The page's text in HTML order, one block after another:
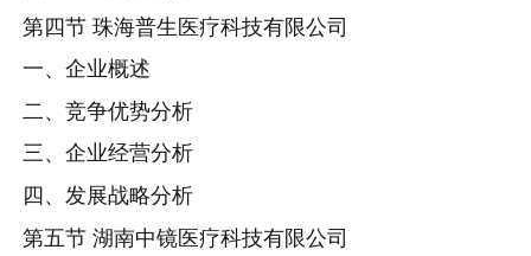
第四节 珠海普生医疗科技有限公司
一、企业概述
二、竞争优势分析
三、企业经营分析
四、发展战略分析
第五节 湖南中镜医疗科技有限公司